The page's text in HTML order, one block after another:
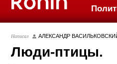
Написал АЛЕКСАНДР
Люди-птицы.